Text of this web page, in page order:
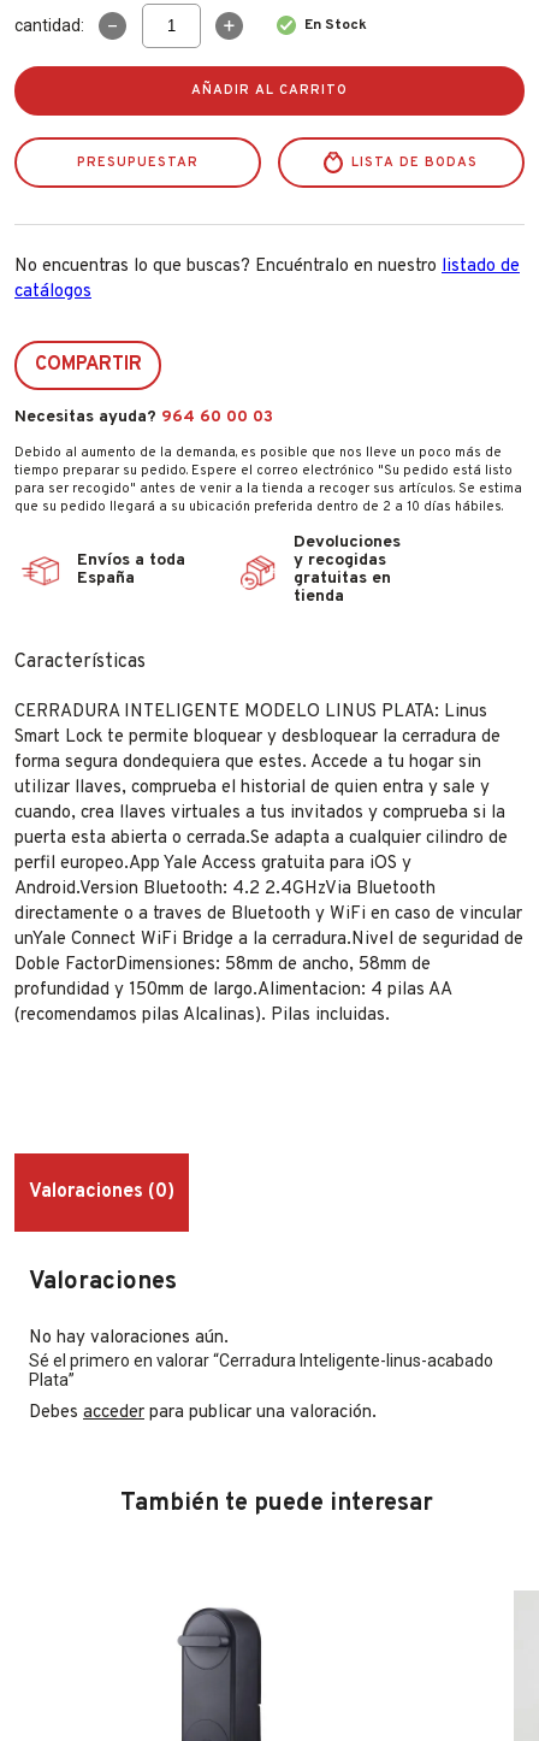
cantidad:
Cerradura
Inteligente-
cantidad
En Stock
AÑADIR AL CARRITO
PRESUPUESTAR LISTA DE BODAS
No encuentras lo que buscas? Encuéntralo en nuestro listado de
catálogos
COMPARTIR
Necesitas ayuda? 964 60 00 03
Debido al aumento de la demanda, es posible que nos lleve un poco más de
tiempo preparar su pedido. Espere el correo electrónico "Su pedido está listo
para ser recogido" antes de venir a la tienda a recoger sus artículos. Se estima
que su pedido llegará a su ubicación preferida dentro de 2 a 10 días hábiles.
Envíos a toda
España
Devoluciones
y recogidas
gratuitas en
tienda
Características
CERRADURA INTELIGENTE MODELO LINUS PLATA: Linus
Smart Lock te permite bloquear y desbloquear la cerradura de
forma segura dondequiera que estes. Accede a tu hogar sin
utilizar llaves, comprueba el historial de quien entra y sale y
cuando, crea llaves virtuales a tus invitados y comprueba si la
puerta esta abierta o cerrada.Se adapta a cualquier cilindro de
perfil europeo.App Yale Access gratuita para iOS y
Android.Version Bluetooth: 4.2 2.4GHzVia Bluetooth
directamente o a traves de Bluetooth y WiFi en caso de vincular
unYale Connect WiFi Bridge a la cerradura.Nivel de seguridad de
Doble FactorDimensiones: 58mm de ancho, 58mm de
profundidad y 150mm de largo.Alimentacion: 4 pilas AA
(recomendamos pilas Alcalinas). Pilas incluidas.
Valoraciones (0)
Valoraciones
No hay valoraciones aún.
Sé el primero en valorar “Cerradura Inteligente-linus-acabado
Plata”
Debes acceder para publicar una valoración.
También te puede interesar